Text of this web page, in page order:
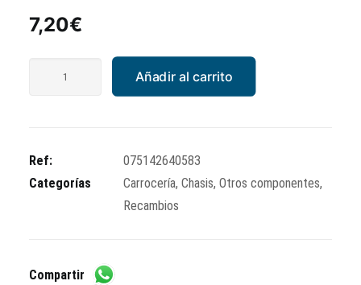
7,20€
Vespa
PKS
Añadir al carrito
Ref:
075142640583
Categorías
Carrocería, Chasis, Otros componentes,
Recambios
Compartir